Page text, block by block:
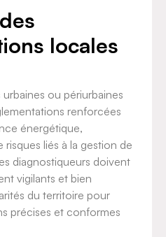
locales
ou périurbaines
renforcées
énergétique,
liés à la gestion de
diagnostiqueurs doivent
vigilants et bien
du territoire pour
précises et conformes